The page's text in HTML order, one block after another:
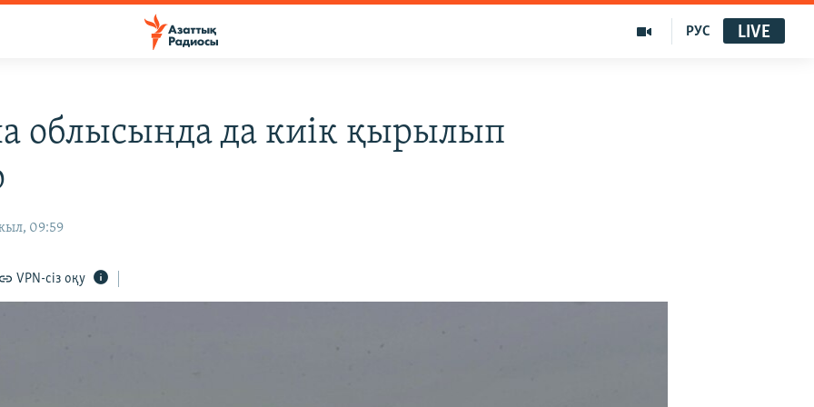
РУС LIVE
облысында да киік қырылып
09:59
VPN-сіз оқу